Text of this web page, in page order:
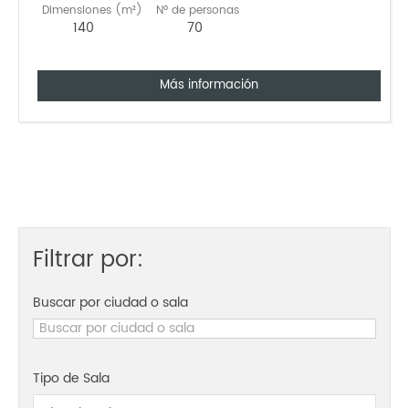
Dimensiones (m²)
140
Nº de personas
70
Más información
Filtrar por:
Buscar por ciudad o sala
Tipo de Sala